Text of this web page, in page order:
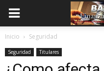
Inicio Seguridad
Seguridad Titulares